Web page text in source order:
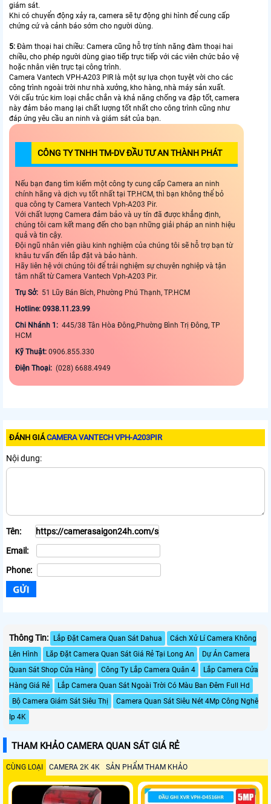
giám sát.
Khi có chuyển động xảy ra, camera sẽ tự động ghi hình để cung cấp
chứng cứ và cảnh báo sớm cho người dùng.
5: Đàm thoại hai chiều: Camera cũng hỗ trợ tính năng đàm thoại hai
chiều, cho phép người dùng giao tiếp trực tiếp với các viên chức bảo vệ
hoặc nhân viên trực tại công trình.
Camera Vantech VPH-A203 PIR là một sự lựa chọn tuyệt vời cho các
công trình ngoài trời như nhà xưởng, kho hàng, nhà máy sản xuất.
Với cấu trúc kim loại chắc chắn và khả năng chống va đập tốt, camera
này đảm bảo mang lại chất lượng tốt nhất cho công trình cũng như
đáp ứng yêu cầu an ninh và giám sát của bạn.
CÔNG TY TNHH TM-DV ĐẦU TƯ AN THÀNH PHÁT
Nếu bạn đang tìm kiếm một công ty cung cấp Camera an ninh
chính hãng và dịch vụ tốt nhất tại TP.HCM, thì bạn không thể bỏ
qua công ty Camera Vantech Vph-A203 Pir.
Với chất lượng Camera đảm bảo và uy tín đã được khẳng định,
chúng tôi cam kết mang đến cho bạn những giải pháp an ninh hiệu
quả và tin cậy.
Đội ngũ nhân viên giàu kinh nghiệm của chúng tôi sẽ hỗ trợ bạn từ
khâu tư vấn đến lắp đặt và bảo hành.
Hãy liên hệ với chúng tôi để trải nghiệm sự chuyên nghiệp và tận
tâm nhất từ Camera Vantech Vph-A203 Pir.
Trụ Sở: 51 Lũy Bán Bích, Phường Phú Thạnh, TP.HCM
Hotline: 0938.11.23.99
Chi Nhánh 1: 445/38 Tân Hòa Đông,Phường Bình Trị Đông, TP
HCM
Kỹ Thuật: 0906.855.330
Điện Thoại: (028) 6688.4949
ĐÁNH GIÁCAMERA VANTECH VPH-A203PIR
Nội dung:
Tên:
Email:
Phone:
Thông Tin: Lắp Đặt Camera Quan Sát Dahua
Cách Xử Lí Camera Không
Lên Hình
Lăp Đặt Camera Quan Sát Giá Rẻ Tại Long An
Dự Án Camera
Quan Sát Shop Cửa Hàng
Công Ty Lắp Camera Quân 4
Lắp Camera Cửa
Hàng Giá Rẻ
Lắp Camera Quan Sát Ngoài Trời Có Màu Ban Đêm Full Hd
Bộ Camera Giám Sát Siêu Thị
Camera Quan Sát Siêu Nét 4Mp Công Nghê
Ip 4K
THAM KHẢO CAMERA QUAN SÁT GIÁ RẺ
CÙNG LOẠI CAMERA 2K 4K SẢN PHẨM THAM KHẢO